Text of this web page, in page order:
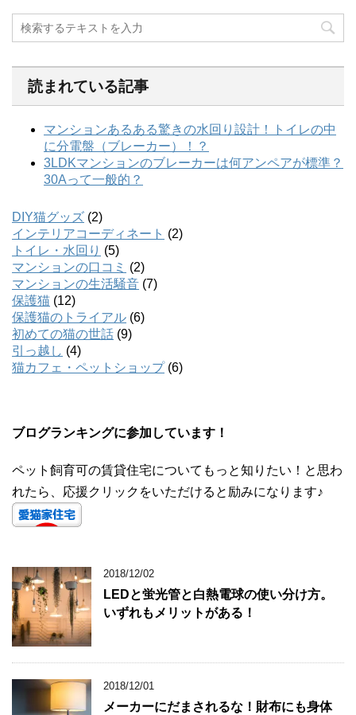
読まれている記事
DIY猫グッズ (2)
インテリアコーディネート (2)
トイレ・水回り (5)
マンションの口コミ (2)
マンションの生活騒音 (7)
保護猫 (12)
保護猫のトライアル (6)
初めての猫の世話 (9)
引っ越し (4)
猫カフェ・ペットショップ(6)
ブログランキングに参加しています！
ペット飼育可の賃貸住宅についてもっと知りたい！と思わ
れたら、応援クリックをいただけると励みになります♪
2018/12/02
LEDと蛍光管と白熱電球の使い分け方。
いずれもメリットがある！
2018/12/01
メーカーにだまされるな！財布にも身体